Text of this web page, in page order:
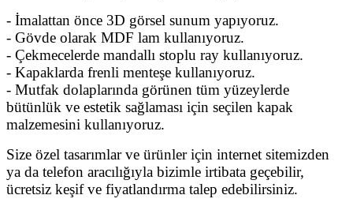
- İmalattan önce 3D görsel sunum yapıyoruz.
- Gövde olarak MDF lam kullanıyoruz.
- Çekmecelerde mandallı stoplu ray kullanıyoruz.
- Kapaklarda frenli menteşe kullanıyoruz.
- Mutfak dolaplarında görünen tüm yüzeylerde
bütünlük ve estetik sağlaması için seçilen kapak
malzemesini kullanıyoruz.
Size özel tasarımlar ve ürünler için internet sitemizden
ya da telefon aracılığıyla bizimle irtibata geçebilir,
ücretsiz keşif ve fiyatlandırma talep edebilirsiniz.